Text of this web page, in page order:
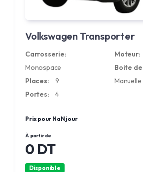
Volkswagen Transporter
Carrosserie:
Monospace
Places:
9
Portes:
4
Moteur:
Boite
Manuelle
Prix pour NaN jour
À partir de
0 DT
Disponible